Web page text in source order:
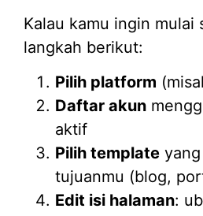
Kalau kamu ingin mulai
langkah berikut:
Pilih platform
Daftar akun
aktif
Pilih template
tujuanmu (blog,
Edit isi halaman: